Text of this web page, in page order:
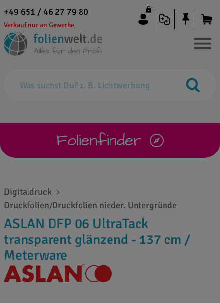
+49 651 / 46 27 79 80
Verkauf nur an Gewerbe
Folienfinder
Digitaldruck
Druckfolien/Druckfolien nieder. Untergründe
ASLAN DFP 06 UltraTack
transparent glänzend - 137 cm /
Meterware